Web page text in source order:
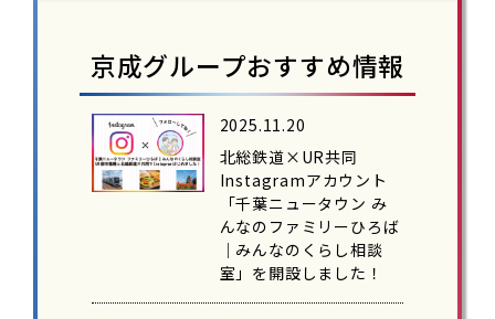
京成グループおすすめ情報
2025.11.20
北総鉄道×UR共同
Instagramアカウント
「千葉ニュータウン み
んなのファミリーひろば
｜みんなのくらし相談
室」を開設しました！